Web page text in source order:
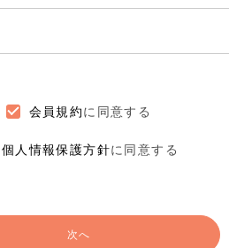
会員規約に同意する
個人情報保護方針に同意する
次へ